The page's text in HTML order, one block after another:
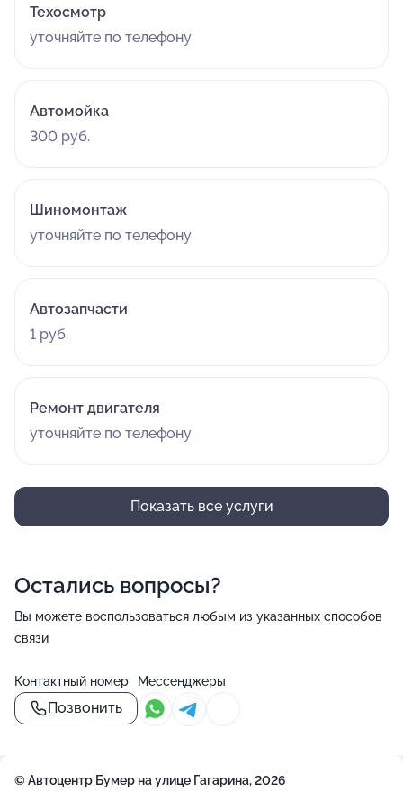
Техосмотр
уточняйте по телефону
Автомойка
300 руб.
Шиномонтаж
уточняйте по телефону
Автозапчасти
1 руб.
Ремонт двигателя
уточняйте по телефону
Показать все услуги
Остались вопросы?
Вы можете воспользоваться любым из указанных способов
связи
Контактный номер
Позвонить
Мессенджеры
© Автоцентр Бумер на улице Гагарина, 2026